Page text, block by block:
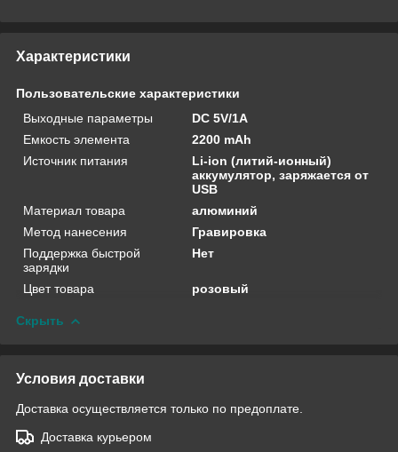
Характеристики
Пользовательские характеристики
Выходные параметры
DC 5V/1A
Емкость элемента
2200 mAh
Источник питания
Li-ion (литий-ионный)
аккумулятор, заряжается от
USB
Материал товара
алюминий
Метод нанесения
Гравировка
Поддержка быстрой
зарядки
Нет
Цвет товара розовый
Скрыть
Условия доставки
Доставка осуществляется только по предоплате.
Доставка курьером